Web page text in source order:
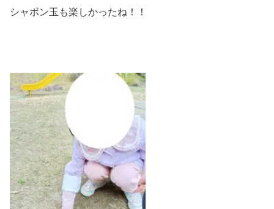
シャボン玉も楽しかったね！！